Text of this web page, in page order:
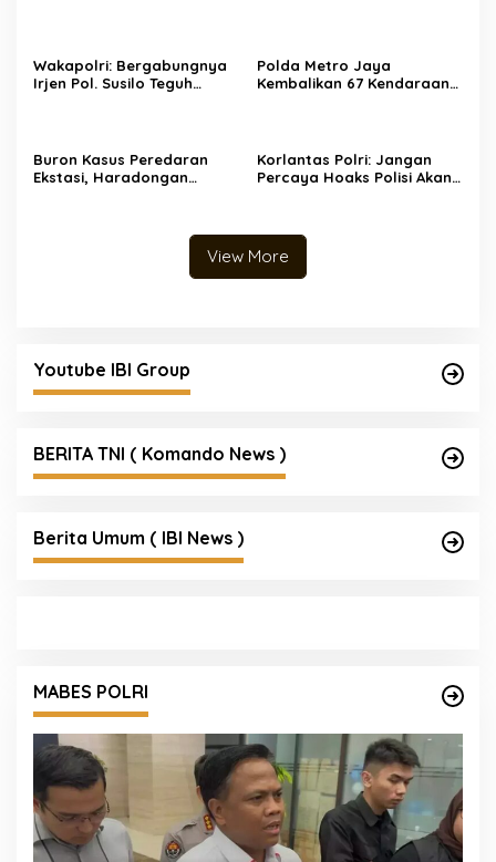
Wakapolri: Bergabungnya
Irjen Pol. Susilo Teguh
Polda Metro Jaya
Kembalikan 67 Kendaraan
Buron Kasus Peredaran
Ekstasi, Haradongan
Korlantas Polri: Jangan
Percaya Hoaks Polisi Akan
View More
Youtube IBI Group
BERITA TNI ( Komando News )
Berita Umum ( IBI News )
MABES POLRI